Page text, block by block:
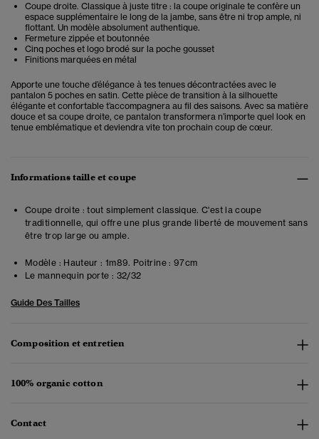
Coupe droite. Classique à juste titre : la coupe originale te confère un
espace supplémentaire le long de la jambe, sans être ni trop ample, ni
flottant. Un modèle absolument authentique.
Fermeture zippée et boutonnée
Cinq poches et logo brodé sur la poche gousset
Finitions marquées en métal
Apporte une touche d’élégance à tes tenues décontractées avec le
pantalon 5 poches en satin. Cette pièce de transition à la silhouette
élégante et confortable t’accompagnera au fil des saisons. Avec sa matière
douce et sa coupe droite, ce pantalon transformera n’importe quel look en
tenue emblématique et deviendra vite ton prochain coup de cœur.
Informations taille et coupe
Coupe droite : tout simplement classique. C'est la coupe
traditionnelle, qui offre une plus grande liberté de mouvement sans
être trop large ou ample.
Modèle : Hauteur : 1m89. Poitrine : 97cm
Le mannequin porte : 32/32
Guide Des Tailles
Composition et entretien
100% organic cotton
Contact